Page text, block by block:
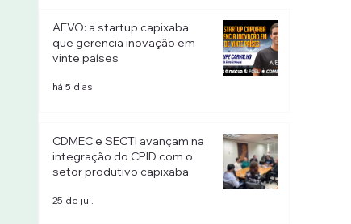
AEVO: a startup capixaba
que gerencia inovação em
vinte países
há 5 dias
CDMEC e SECTI avançam na
integração do CPID com o
setor produtivo capixaba
25 de jul.